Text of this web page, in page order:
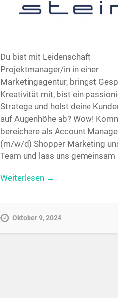
Du bist mit Leidenschaft
Projektmanager/in in einer
Marketingagentur, bringst
Kreativität mit, bist ein
Stratege und holst deine
auf Augenhöhe ab? Wow!
bereichere als Account
(m/w/d) Shopper Marketing
Team und lass uns
Weiterlesen →
Oktober 9, 2024